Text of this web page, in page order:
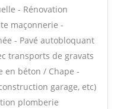
- Rénovation
maçonnerie -
- Pavé autobloquant
transports de gravats
en béton / Chape -
garage, etc)
plomberie